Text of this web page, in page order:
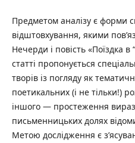
Предметом аналізу є форми
відштовхування, якими
Нечерди і повість «Поїздка
статті пропонується
творів із погляду як
поетикальних (і не тільки!)
іншого — простеження
письменницьких долях
Метою дослідження є